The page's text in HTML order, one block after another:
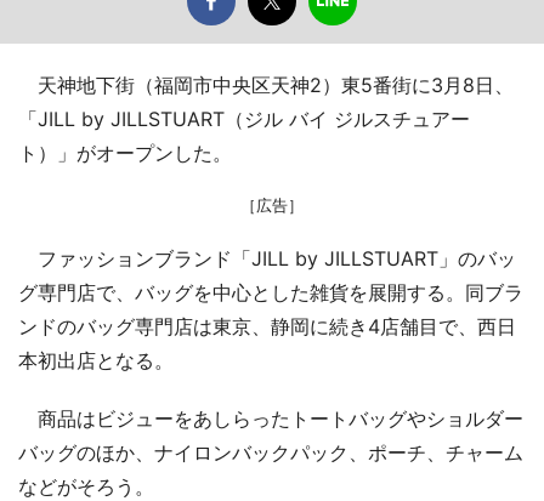
天神地下街（福岡市中央区天神2）東5番街に3月8日、
「JILL by JILLSTUART（ジル バイ ジルスチュアー
ト）」がオープンした。
［広告］
ファッションブランド「JILL by JILLSTUART」のバッ
グ専門店で、バッグを中心とした雑貨を展開する。同ブラ
ンドのバッグ専門店は東京、静岡に続き4店舗目で、西日
本初出店となる。
商品はビジューをあしらったトートバッグやショルダー
バッグのほか、ナイロンバックパック、ポーチ、チャーム
などがそろう。